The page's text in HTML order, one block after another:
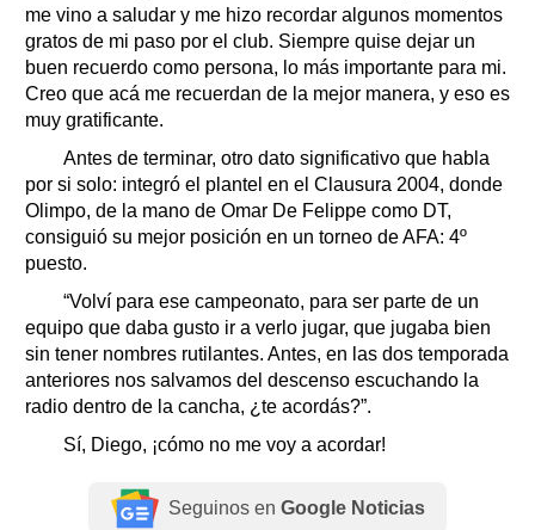
me vino a saludar y me hizo recordar algunos momentos
gratos de mi paso por el club. Siempre quise dejar un
buen recuerdo como persona, lo más importante para mi.
Creo que acá me recuerdan de la mejor manera, y eso es
muy gratificante.
Antes de terminar, otro dato significativo que habla
por si solo: integró el plantel en el Clausura 2004, donde
Olimpo, de la mano de Omar De Felippe como DT,
consiguió su mejor posición en un torneo de AFA: 4º
puesto.
“Volví para ese campeonato, para ser parte de un
equipo que daba gusto ir a verlo jugar, que jugaba bien
sin tener nombres rutilantes. Antes, en las dos temporada
anteriores nos salvamos del descenso escuchando la
radio dentro de la cancha, ¿te acordás?”.
Sí, Diego, ¡cómo no me voy a acordar!
Seguinos en Google Noticias